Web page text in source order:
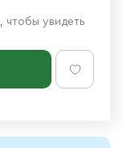
, чтобы увидеть